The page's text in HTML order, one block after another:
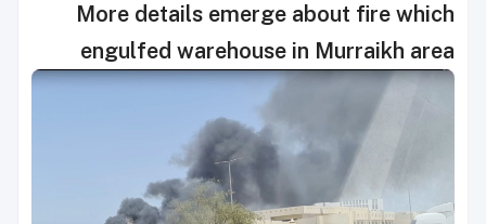
More details emerge about fire which
engulfed warehouse in Murraikh area